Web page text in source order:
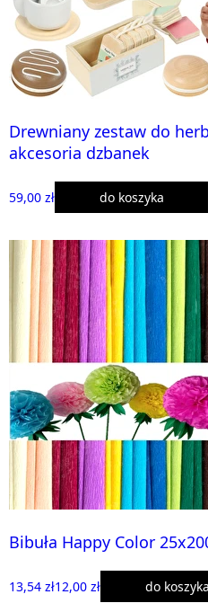
Drewniany zestaw do
akcesoria dzbanek
59,00 zł do koszyka
Bibuła Happy Color
13,54 zł12,00 zł do koszyka